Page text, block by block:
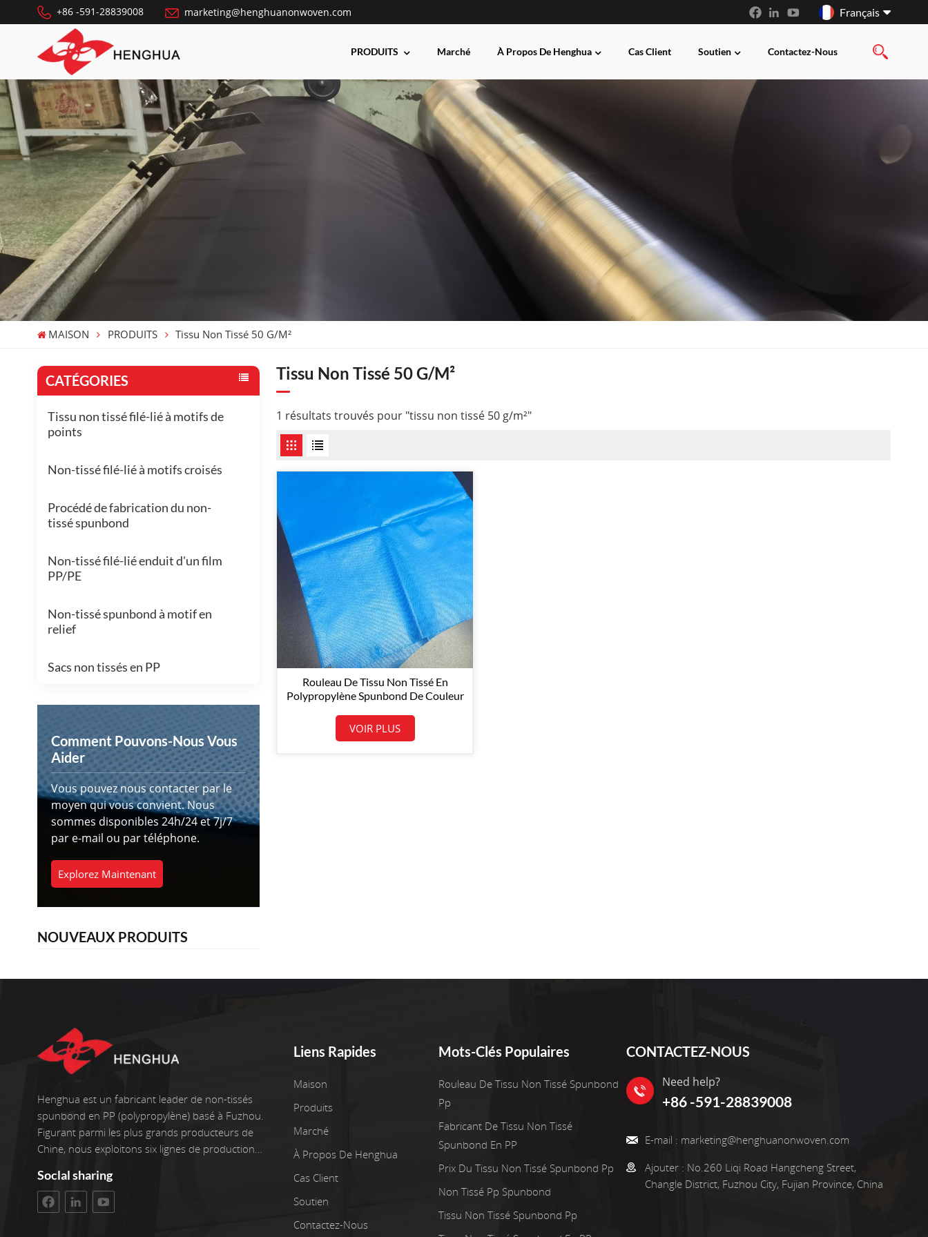
+86 -591-28839008 marketing@henghuanonwoven.com Français
PRODUITS Marché À Propos De Henghua Cas Client Soutien Contactez-Nous
MAISON PRODUITS Tissu Non Tissé 50 G/m²
CATÉGORIES
Tissu non tissé filé-lié à motifs de
points
Non-tissé filé-lié à motifs croisés
Procédé de fabrication du non-
tissé spunbond
Non-tissé filé-lié enduit d'un film
PP/PE
Non-tissé spunbond à motif en
relief
Sacs non tissés en PP
Comment Pouvons-Nous Vous
Aider
Vous pouvez nous contacter par le
moyen qui vous convient. Nous
sommes disponibles 24h/24 et 7j/7
par e-mail ou par téléphone.
Explorez Maintenant
NOUVEAUX PRODUITS
Tissu Non Tissé 50 G/m²
1 résultats trouvés pour "tissu non tissé 50 g/m²"
Rouleau De Tissu Non Tissé En
Polypropylène Spunbond De Couleur
VOIR PLUS
Henghua est un fabricant leader de non-tissés
spunbond en PP (polypropylène) basé à Fuzhou.
Figurant parmi les plus grands producteurs de
Chine, nous exploitons six lignes de production
installations couvrent une superficie d'atelier de
3 400 m². L'investissement brut s'élève à 100
millions de yuans. Nous sommes fiers de plus
Soclal sharing
Liens Rapides
Maison
Produits
Marché
À Propos De Henghua
Cas Client
Soutien
Contactez-Nous
Mots-Clés Populaires
Rouleau De Tissu Non Tissé Spunbond
Pp
Fabricant De Tissu Non Tissé
Spunbond En PP
Prix Du Tissu Non Tissé Spunbond Pp
Non Tissé Pp Spunbond
Tissu Non Tissé Spunbond Pp
CONTACTEZ-NOUS
Need help?
+86 -591-28839008
E-mail : marketing@henghuanonwoven.com
Ajouter : No.260 Liqi Road Hangcheng Street,
Changle District, Fuzhou City, Fujian Province, China